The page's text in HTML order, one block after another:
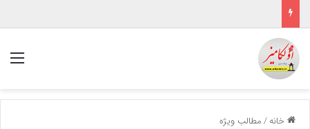
خانه/مطالب ویژه